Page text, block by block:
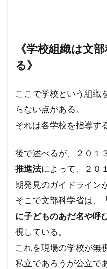
《学校組織は文
る》
ここで学校という組織
らない点がある。
それは各学校を指導す
後で述べるが、２０１
推進法によって、２０
期発見のガイドライン
そこで文部科学省は、
に子どものあだ名や呼
視している。
これを現場の学校が無
私立であろうが公立で